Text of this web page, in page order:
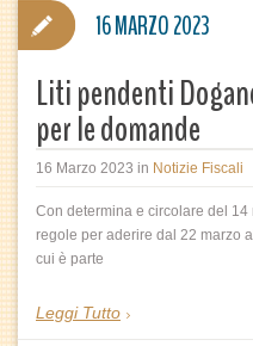
Liti pendenti
per le domande
16 Marzo 2023 in Notizie Fiscali
Con determina e circolare del
regole per aderire dal 22 marzo
cui è parte
Leggi Tutto
16 MARZO 2023